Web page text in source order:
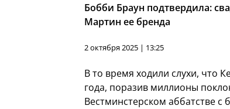
Бобби Браун подтвердила:
Мартин ее бренда
2 октября 2025 | 13:25
В то время ходили слухи, что
года, поразив миллионы
Вестминстерском аббатстве